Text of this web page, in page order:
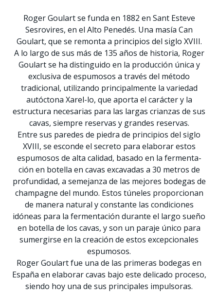
Roger Goulart se funda en 1882 en Sant Esteve
Sesrovires, en el Alto Penedés. Una masía Can
Goulart, que se remonta a principios del siglo XVIII.
A lo largo de sus más de 135 años de historia, Roger
Goulart se ha distinguido en la producción única y
exclusiva de espumosos a través del método
tradicional, utilizando principalmente la variedad
autóctona Xarel-lo, que aporta el carácter y la
estructura necesarias para las largas crianzas de sus
cavas, siempre reservas y grandes reservas.
Entre sus paredes de piedra de principios del siglo
XVIII, se esconde el secreto para elaborar estos
espumosos de alta calidad, basado en la fermenta-
ción en botella en cavas excavadas a 30 metros de
profundidad, a semejanza de las mejores bodegas de
champagne del mundo. Estos túneles proporcionan
de manera natural y constante las condiciones
idóneas para la fermentación durante el largo sueño
en botella de los cavas, y son un paraje único para
sumergirse en la creación de estos excepcionales
espumosos.
Roger Goulart fue una de las primeras bodegas en
España en elaborar cavas bajo este delicado proceso,
siendo hoy una de sus principales impulsoras.